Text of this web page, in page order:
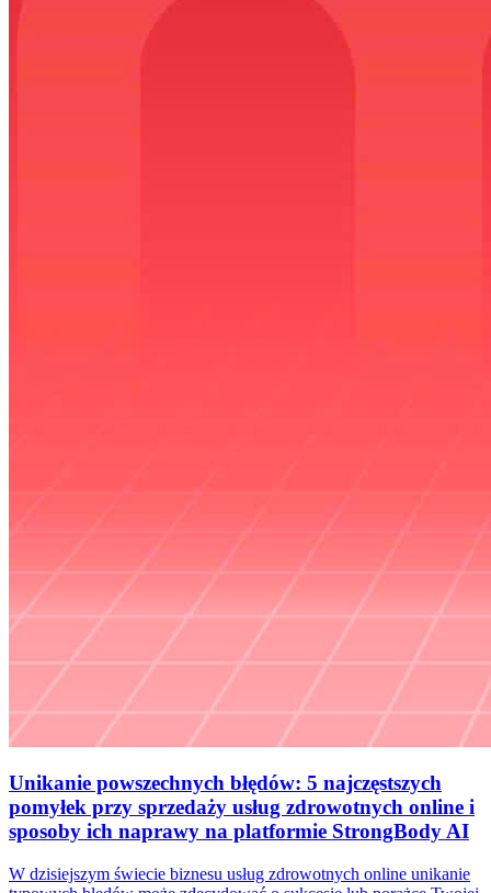
Unikanie powszechnych błędów: 5 najczęstszych
pomyłek przy sprzedaży usług zdrowotnych online i
sposoby ich naprawy na platformie StrongBody AI
W dzisiejszym świecie biznesu usług zdrowotnych online unikanie